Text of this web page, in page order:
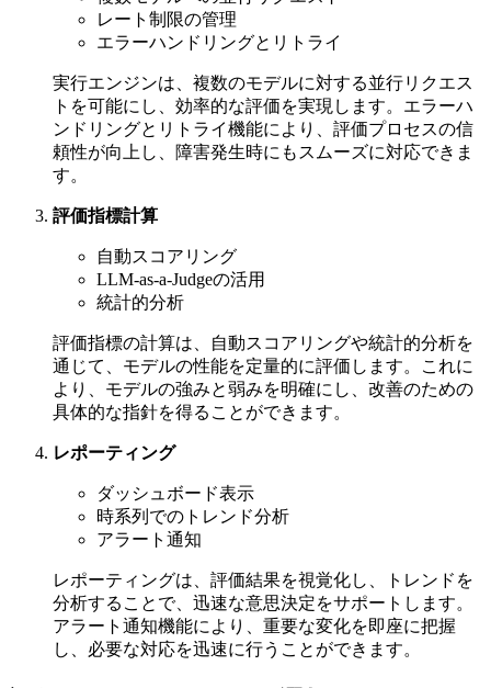
レート制限の管理
エラーハンドリングとリトライ
実行エンジンは、複数のモデルに対する並行リクエス
トを可能にし、効率的な評価を実現します。エラーハ
ンドリングとリトライ機能により、評価プロセスの信
頼性が向上し、障害発生時にもスムーズに対応できま
す。
評価指標計算
自動スコアリング
LLM-as-a-Judgeの活用
統計的分析
評価指標の計算は、自動スコアリングや統計的分析を
通じて、モデルの性能を定量的に評価します。これに
より、モデルの強みと弱みを明確にし、改善のための
具体的な指針を得ることができます。
レポーティング
ダッシュボード表示
時系列でのトレンド分析
アラート通知
レポーティングは、評価結果を視覚化し、トレンドを
分析することで、迅速な意思決定をサポートします。
アラート通知機能により、重要な変化を即座に把握
し、必要な対応を迅速に行うことができます。